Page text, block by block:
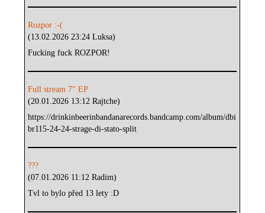
Rozpor :-(
(13.02.2026 23:24 Luksa)
Fucking fuck ROZPOR!
Full stream 7" EP
(20.01.2026 13:12 Rajtche)
https://drinkinbeerinbandanarecords.bandcamp.com/album/dbi
br115-24-24-strage-di-stato-split
???
(07.01.2026 11:12 Radim)
Tvl to bylo před 13 lety :D